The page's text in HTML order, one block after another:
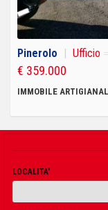
Pinerolo | Ufficio
€ 359.000
IMMOBILE
LOCALITA'